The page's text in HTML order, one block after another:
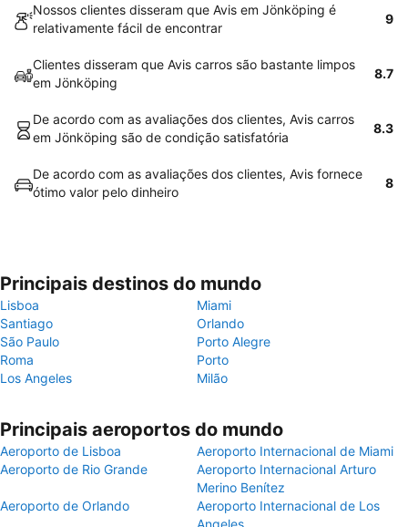
Nossos clientes disseram que Avis em Jönköping é
relativamente fácil de encontrar
9
Clientes disseram que Avis carros são bastante limpos
em Jönköping
8.7
De acordo com as avaliações dos clientes, Avis carros
em Jönköping são de condição satisfatória
8.3
De acordo com as avaliações dos clientes, Avis fornece
ótimo valor pelo dinheiro
8
Principais destinos do mundo
Lisboa
Miami
Santiago
Orlando
São Paulo
Porto Alegre
Roma
Porto
Los Angeles
Milão
Principais aeroportos do mundo
Aeroporto de Lisboa
Aeroporto Internacional de Miami
Aeroporto de Rio Grande
Aeroporto Internacional Arturo
Merino Benítez
Aeroporto de Orlando
Aeroporto Internacional de Los
Angeles